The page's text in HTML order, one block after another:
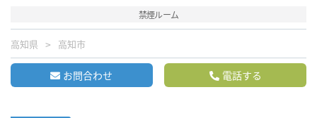
禁煙ルーム
高知県 高知市
お問合わせ 電話する